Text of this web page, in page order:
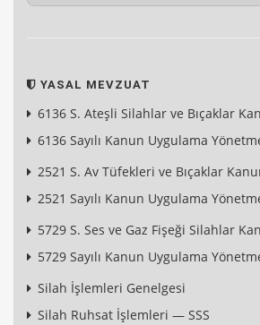
YASAL MEVZUAT
6136 S. Ateşli Silahlar ve Bıçaklar
6136 Sayılı Kanun Uygulama
2521 S. Av Tüfekleri ve Bıçaklar
2521 Sayılı Kanun Uygulama
5729 S. Ses ve Gaz Fişeği Silahlar
5729 Sayılı Kanun Uygulama
Silah İşlemleri Genelgesi
Silah Ruhsat İşlemleri — SSS